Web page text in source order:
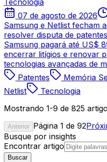
Tecnologia
07 de agosto de 2026
Samsung e Netlist fecham
resolver disputa de
Samsung pagará até US$
encerrar litígios e renovar
tecnologias avançadas de
Patentes
Memória
Netlist
Tecnologia
Mostrando 1-9 de 825
Anterior Página 1 de 92
Busque por insights
Encontrar artigo
Buscar